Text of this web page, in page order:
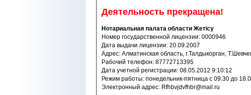
Деятельность прекращена!
Нотариальная палата области Жетісу
Номер государственной лицензии: 0000946
Дата выдачи лицензии: 20.09.2007
Адрес: Алматинская область, г.Талдыкорган,
Рабочий телефон: 87772713395
Дата учетной регистрации: 08.05.2012 9:10:12
Режим работы: понедельник-пятница с
Электронный адрес: Rfhbvjdvfhbr@mail.ru